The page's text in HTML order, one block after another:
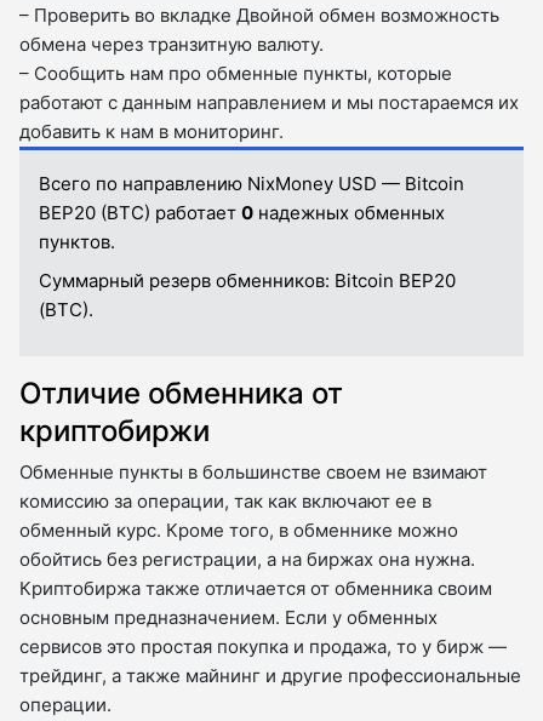
– Проверить во вкладкe Двойной обмен возможность
обмена через транзитную валюту.
– Сообщить нам про обменные пункты, которые
работают с данным направлением и мы постараемся их
добавить к нам в мониторинг.
Всего по направлению NixMoney USD — Bitcoin
BEP20 (BTC) работает 0 надежных обменных
пунктов.
Суммарный резерв обменников: Bitcoin BEP20
(BTC).
Отличие обменника от
криптобиржи
Обменные пункты в большинстве своем не взимают
комиссию за операции, так как включают ее в
обменный курс. Кроме того, в обменнике можно
обойтись без регистрации, а на биржах она нужна.
Криптобиржа также отличается от обменника своим
основным предназначением. Если у обменных
сервисов это простая покупка и продажа, то у бирж —
трейдинг, а также майнинг и другие профессиональные
операции.